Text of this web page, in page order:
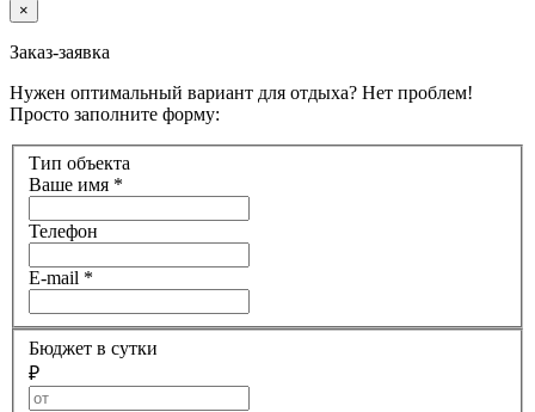
×
Заказ-заявка
Нужен оптимальный вариант для отдыха? Нет проблем!
Просто заполните форму:
Тип объекта
Ваше имя *
Телефон
E-mail *
Бюджет в сутки
₽